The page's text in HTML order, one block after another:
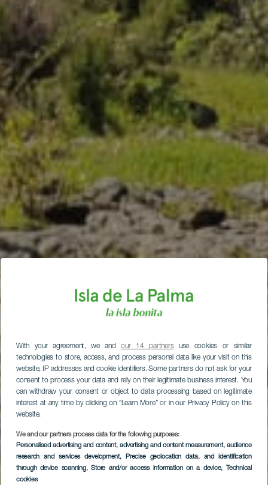
With your agreement, we andour 14 partnersuse cookies or similar
technologies to store, access, and process personal data like your visit on this
website, IP addresses and cookie identifiers. Some partners do not ask for your
consent to process your data and rely on their legitimate business interest. You
can withdraw your consent or object to data processing based on legitimate
interest at any time by clicking on “Learn More” or in our Privacy Policy on this
website.
We and our partners process data for the following purposes:
Personalised advertising and content, advertising and content measurement, audience
research and services development, Precise geolocation data, and identification
through device scanning, Store and/or access information on a device, Technical
cookies